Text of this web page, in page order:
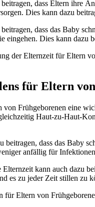
dass Eltern ihre
Dies kann dazu
dass das Baby
eingehen. Dies kann
der Elternzeit für Eltern
für Eltern
von Frühgeborenen eine
Haut-zu-Haut-
beitragen, dass das Baby
anfällig für
Elternzeit kann auch dazu
es zu jeder Zeit stillen zu
für Eltern von